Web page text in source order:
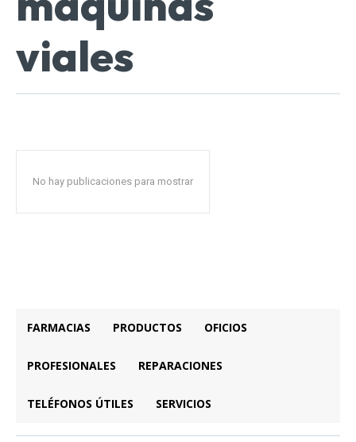
viales
No hay publicaciones para mostrar
FARMACIAS PRODUCTOS OFICIOS
PROFESIONALES REPARACIONES
TELÉFONOS ÚTILES SERVICIOS